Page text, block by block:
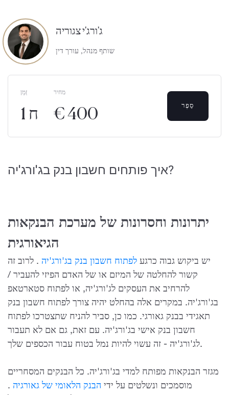
ג'ורג'י צגוריה
שותף מנהל, עורך דין
זְמַן
1 ח
מחיר
€ 400
סֵפֶר
איך פותחים חשבון בנק בג'ורג'יה?
יתרונות וחסרונות של מערכת הבנקאות
הגיאורגית
יש ביקוש גבוה כרגע לפתוח חשבון בנק בג'ורג'יה . לרוב זה
קשור להחלטה של המיזם או של האדם הפיזי להעביר /
להרחיב את העסקים לג'ורג'יה, או לפתוח סטארטאפ
בג'ורג'יה. במקרים אלה בהחלט יהיה צורך לפתוח חשבון בנק
תאגידי בבנק גאורגי. כמו כן, סביר להניח שתצטרכו לפתוח
חשבון בנק אישי בג'ורג'יה. עם זאת, גם אם לא תעבור
לג'ורג'יה - זה עשוי להיות נמל בטוח עבור הכספים שלך.
מגזר הבנקאות מפותח למדי בג'ורג'יה. כל הבנקים המסחריים
מוסמכים ונשלטים על ידי הבנק הלאומי של גאורגיה .